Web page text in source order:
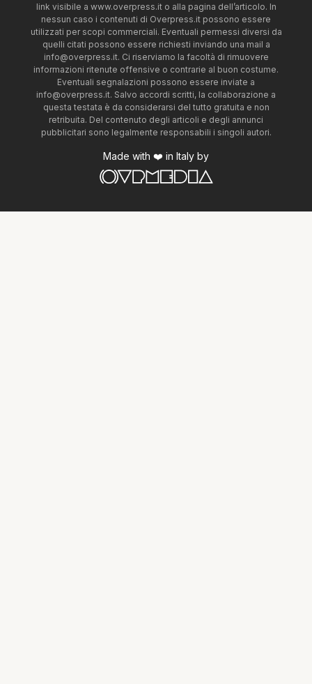
link visibile a www.overpress.it o alla pagina dell’articolo. In
nessun caso i contenuti di Overpress.it possono essere
utilizzati per scopi commerciali. Eventuali permessi diversi da
quelli citati possono essere richiesti inviando una mail a
info@overpress.it. Ci riserviamo la facoltà di rimuovere
informazioni ritenute offensive o contrarie al buon costume.
Eventuali segnalazioni possono essere inviate a
info@overpress.it. Salvo accordi scritti, la collaborazione a
questa testata è da considerarsi del tutto gratuita e non
retribuita. Del contenuto degli articoli e degli annunci
pubblicitari sono legalmente responsabili i singoli autori.
Made with ❤️ in Italy by